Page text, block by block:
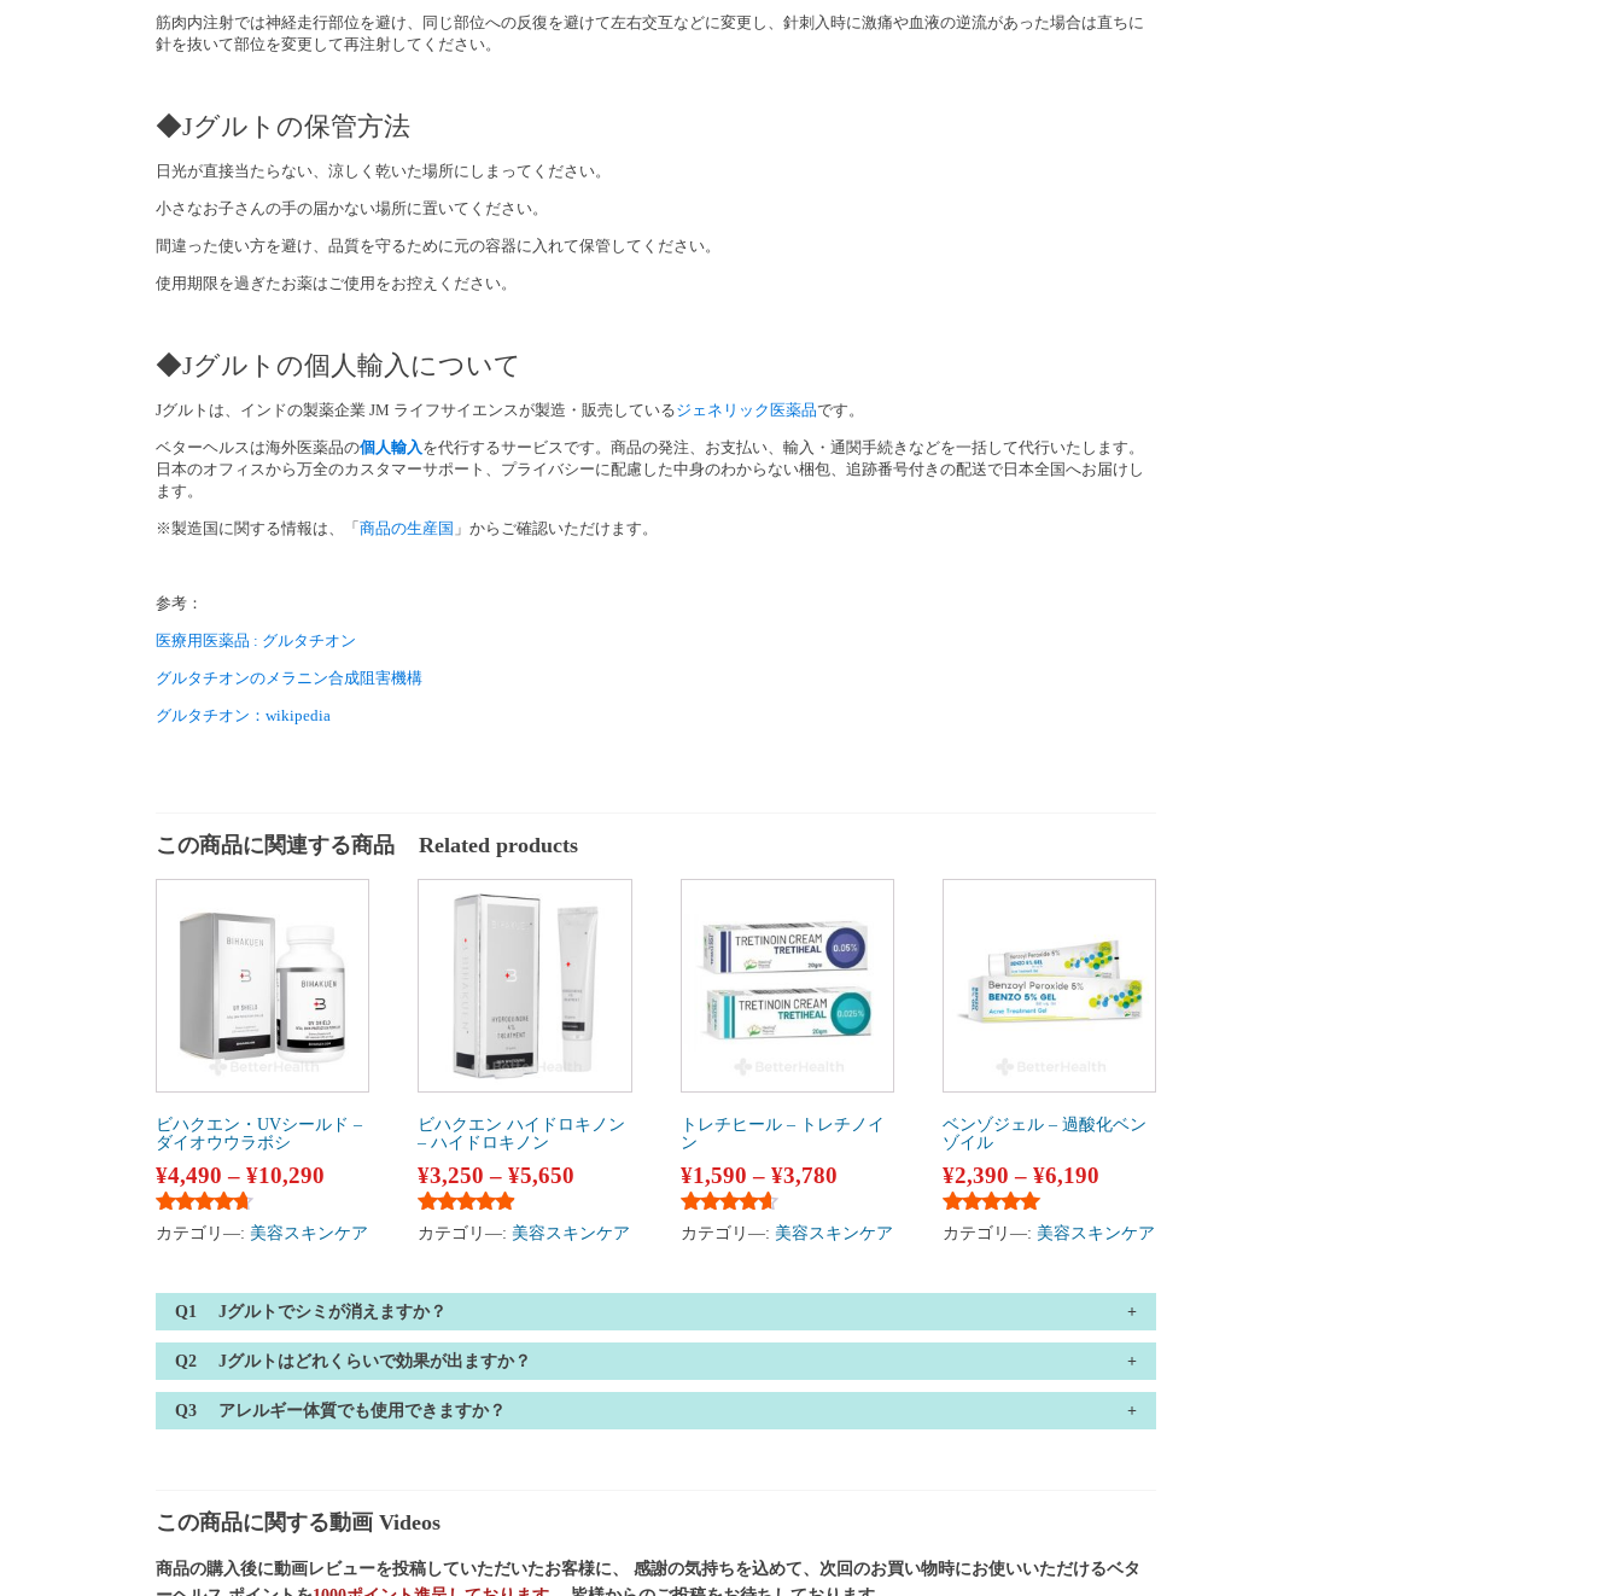
筋肉内注射では神経走行部位を避け、同じ部位への反復を避けて左右交互などに変更し、針刺入時に激痛や血液の逆流があった場合は直ちに
針を抜いて部位を変更して再注射してください。
◆Jグルトの保管方法
日光が直接当たらない、涼しく乾いた場所にしまってください。
小さなお子さんの手の届かない場所に置いてください。
間違った使い方を避け、品質を守るために元の容器に入れて保管してください。
使用期限を過ぎたお薬はご使用をお控えください。
◆Jグルトの個人輸入について
Jグルトは、インドの製薬企業 JM ライフサイエンスが製造・販売しているジェネリック医薬品です。
ベターヘルスは海外医薬品の個人輸入 を代行するサービスです。商品の発注、お支払い、輸入・通関手続きなどを一括して代行いたします。
日本のオフィスから万全のカスタマーサポート、プライバシーに配慮した中身のわからない梱包、追跡番号付きの配送で日本全国へお届けし
ます。
※製造国に関する情報は、「商品の生産国 」からご確認いただけます。
参考：
医療用医薬品 : グルタチオン
グルタチオンのメラニン合成阻害機構
グルタチオン：wikipedia
この商品に関連する商品 Related products
ビハクエン・UVシールド –
ダイオウウラボシ
¥4,490 – ¥10,290
5段階中 4.50の評価
カテゴリ―: 美容スキンケア
ビハクエン ハイドロキノン
– ハイドロキノン
¥3,250 –¥5,650
5段階中 4.75の評価
カテゴリ―: 美容スキンケア
トレチヒール – トレチノイ
ン
¥1,590 – ¥3,780
5段階中 4.50の評価
カテゴリ―: 美容スキンケア
ベンゾジェル – 過酸化ベン
ゾイル
¥2,390 – ¥6,190
5段階中 5.00の評価
カテゴリ―: 美容スキンケア
Jグルトでシミが消えますか？
Jグルトはどれくらいで効果が出ますか？
アレルギー体質でも使用できますか？
この商品に関する動画 Videos
商品の購入後に動画レビューを投稿していただいたお客様に、 感謝の気持ちを込めて、次回のお買い物時にお使いいただけるベタ